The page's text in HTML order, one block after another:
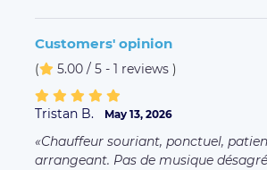
Customers' opinion
( 5.00 / 5 - 1 reviews )
Tristan B. May 13, 2026
Chauffeur souriant, ponctuel,
arrangeant. Pas de musique